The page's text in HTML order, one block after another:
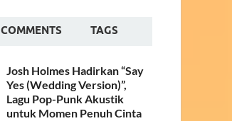
COMMENTS TAGS
Josh Holmes Hadirkan “Say
Yes (Wedding Version)”,
Lagu Pop-Punk Akustik
untuk Momen Penuh Cinta